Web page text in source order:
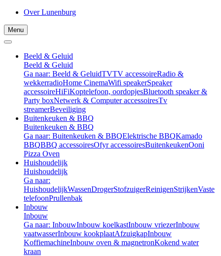
Over Lunenburg
Menu
Beeld & Geluid
Beeld & Geluid
Ga naar: Beeld & GeluidTVTV accessoireRadio &
wekkerradioHome CinemaWifi speakerSpeaker
accessoireHiFiKoptelefoon, oordopjesBluetooth speaker &
Party boxNetwerk & Computer accessoiresTv
streamerBeveiliging
Buitenkeuken & BBQ
Buitenkeuken & BBQ
Ga naar: Buitenkeuken & BBQElektrische BBQKamado
BBQBBQ accessoiresOfyr accessoiresBuitenkeukenOoni
Pizza Oven
Huishoudelijk
Huishoudelijk
Ga naar:
HuishoudelijkWassenDrogerStofzuigerReinigenStrijkenVaste
telefoonPrullenbak
Inbouw
Inbouw
Ga naar: InbouwInbouw koelkastInbouw vriezerInbouw
vaatwasserInbouw kookplaatAfzuigkapInbouw
KoffiemachineInbouw oven & magnetronKokend water
kraan